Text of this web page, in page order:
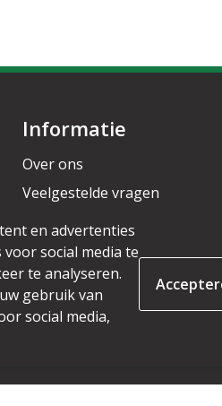
Informatie
Over ons
Veelgestelde vragen
Nieuwsbrief
en advertenties
social media te
te analyseren.
gebruik van
social media,